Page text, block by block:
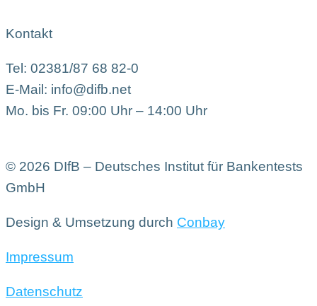
Kontakt
Tel: 02381/87 68 82-0
E-Mail: info@difb.net
Mo. bis Fr. 09:00 Uhr – 14:00 Uhr
© 2026 DIfB – Deutsches Institut für Bankentests
GmbH
Design & Umsetzung durch Conbay
Impressum
Datenschutz